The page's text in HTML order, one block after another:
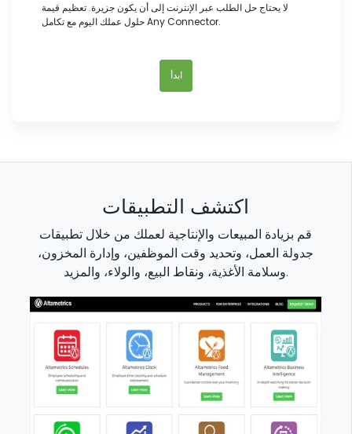
لا يحتاج حل الطلب عبر الإنترنت إلى أن يكون جزيرة. تعظيم قيمة
حلول عملك اليوم مع تكامل Any Connector.
ابدأ
اكتشف التطبيقات
قم بزيادة المبيعات والإنتاجية لعملك من خلال تطبيقات
جدولة العمل، وتحديد وقت الموظفين، وإدارة المخزون،
وسلامة الأغذية، ونقاط البيع، والولاء، والمزيد.